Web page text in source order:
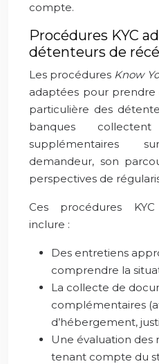
compte.
Procédures KYC
détenteurs de
Les procédures Know
adaptées pour
particulière des
banques
supplémentaires
demandeur, son
perspectives de
Ces procédures
inclure :
Des entretiens
comprendre la
La collecte de
complémentaires
d’hébergement,
Une évaluation des
tenant compte du